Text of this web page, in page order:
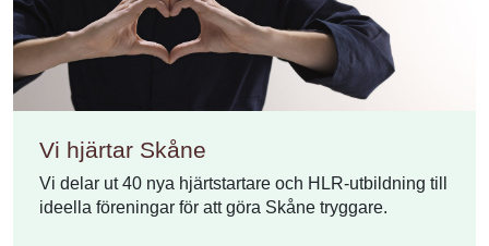
Vi hjärtar Skåne
Vi delar ut 40 nya hjärtstartare och HLR-utbildning till
ideella föreningar för att göra Skåne tryggare.